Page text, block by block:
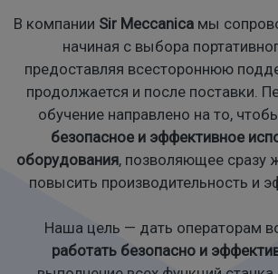
В компании Sir Meccanica мы
начиная с выбора
предоставляя всестороннюю
продолжается и после поставки.
обучение направлено на то,
безопасное и эффективное
оборудования, позволяющее сразу
повысить производительность и
Наша цель — дать операторам
работать безопасно и